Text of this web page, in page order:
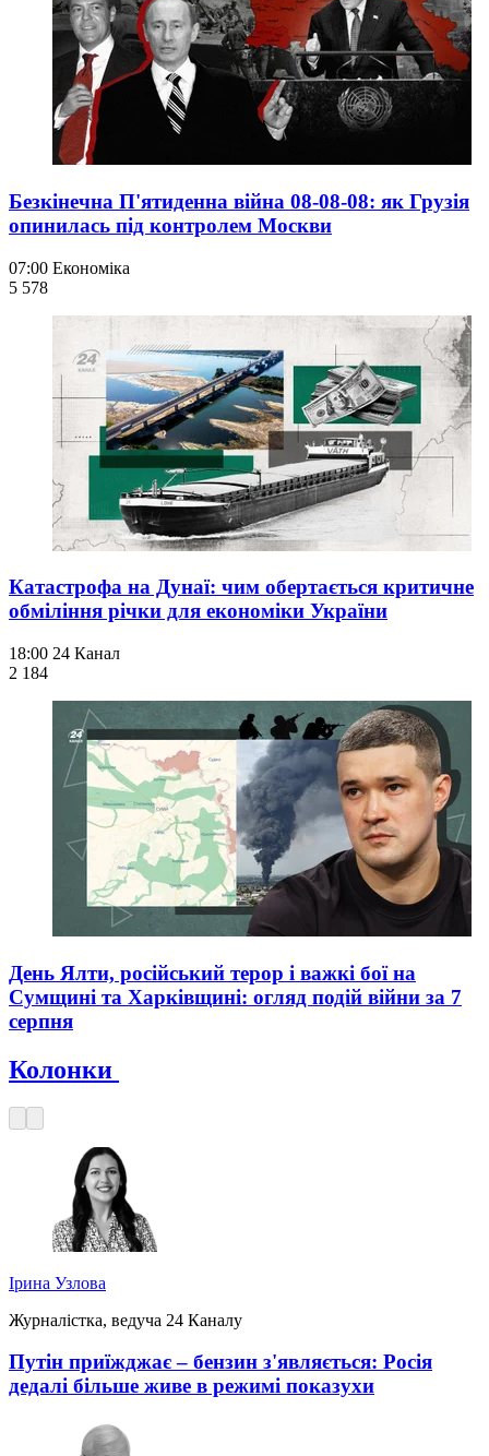
Безкінечна П'ятиденна війна 08-08-08: як Грузія
опинилась під контролем Москви
07:00 Економіка
5 578
Катастрофа на Дунаї: чим обертається критичне
обміління річки для економіки України
18:00 24 Канал
2 184
День Ялти, російський терор і важкі бої на
Сумщині та Харківщині: огляд подій війни за 7
серпня
Колонки
Ірина Узлова
Журналістка, ведуча 24 Каналу
Путін приїжджає – бензин з'являється: Росія
дедалі більше живе в режимі показухи